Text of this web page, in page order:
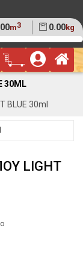
m3 Βάρος
0.00kg
Φυλλάδιο
Προσφορών
Καλάθι
Αγορών
30ML
BLUE 30ml
LIGHT